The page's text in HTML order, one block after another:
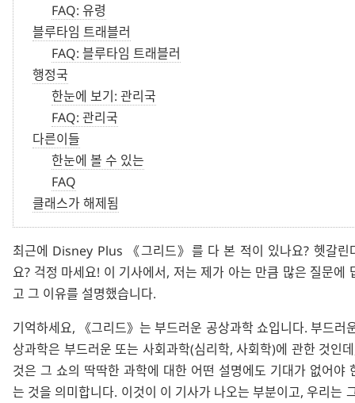
FAQ: 유령
블루타임 트래블러
FAQ: 블루타임 트래블러
행정국
한눈에 보기: 관리국
FAQ: 관리국
다른이들
한눈에 볼 수 있는
FAQ
클래스가 해제됨
최근에 Disney Plus 그리드
를 다 본 적이 있나요? 헷갈린
요? 걱정 마세요! 이 기사에서, 저는 제가 아는 만큼 많은 질문에
고 그 이유를 설명했습니다.
기억하세요,
그리드
는 부드러운 공상과학 쇼입니다. 부드러
상과학은 부드러운 또는 사회과학(심리학, 사회학)에 관한 것인
것은 그 쇼의 딱딱한 과학에 대한 어떤 설명에도 기대가 없어야
는 것을 의미합니다. 이것이 이 기사가 나오는 부분이고, 우리는